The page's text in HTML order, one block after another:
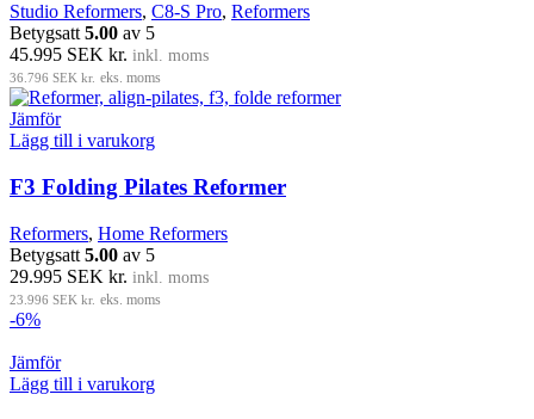
Studio Reformers, C8-S Pro, Reformers
Betygsatt5.00 av 5
45.995 SEK kr. inkl. moms
36.796 SEK kr. eks. moms
Jämför
Lägg till i varukorg
F3 Folding Pilates Reformer
Reformers, Home Reformers
Betygsatt 5.00 av 5
29.995 SEK kr. inkl. moms
23.996 SEK kr. eks. moms
-6%
Jämför
Lägg till i varukorg